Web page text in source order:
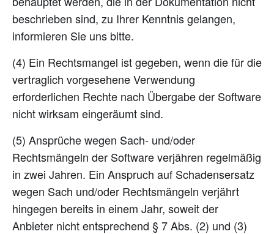
beschrieben sind, zu Ihrer Kenntnis gelangen,
informieren Sie uns bitte.
(4) Ein Rechtsmangel ist gegeben, wenn die für die
vertraglich vorgesehene Verwendung
erforderlichen Rechte nach Übergabe der Software
nicht wirksam eingeräumt sind.
(5) Ansprüche wegen Sach- und/oder
Rechtsmängeln der Software verjähren regelmäßig
in zwei Jahren. Ein Anspruch auf Schadensersatz
wegen Sach und/oder Rechtsmängeln verjährt
hingegen bereits in einem Jahr, soweit der
Anbieter nicht entsprechend § 7 Abs. (2) und (3)